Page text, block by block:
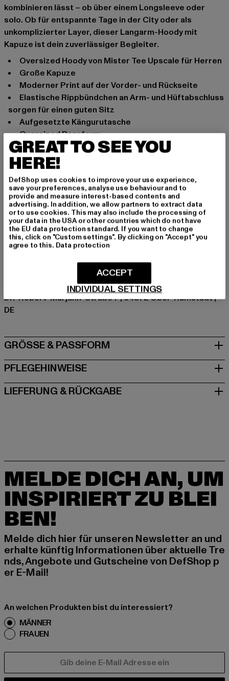
kombinieren lässt – ob über einem Longsleeve oder
solo. Ob für entspannte Tage in der City oder als
unkomplizierter Layer, dieser Langarm-Hoody mit
Kapuze ist dein zuverlässiger Begleiter.
Oversized Hoody von Mister Tee Upscale für Herren
Große Kapuze
Moderner Print auf der Vorder- und Rückseite
Elastische Rippbündchen an Arm- und Hüftabschluss
sorgen für einen guten Sitz
Aufgesetzte Kängurutasche
Oversized Passform
Anlass: Alltag, Bequem, Chillen, Freizeit
Ausschnitt: Kapuze
Ärmelart: Langarm
Schnitt: Oversize
Marke: Mister Tee Upscale
Kat.: Hoodies
Farbe: beige
Hersteller Farbe: unionbeige
Materialzusammensetzung: 100% Baumwolle
Art.Nr: MT1919-03738
Hersteller: TB International GmbH |info@tbint.de
Dr.-Robert-Murjahn-Straße 7 | 64372 Ober-Ramstadt |
DE
GRÖSSE & PASSFORM
PFLEGEHINWEISE
LIEFERUNG & RÜCKGABE
MELDE DICH AN, UM
INSPIRIERT ZU BLEI
BEN!
Melde dich hier für unseren Newsletter an und
erhalte künftig Informationen über aktuelle Tre
nds, Angebote und Gutscheine von DefShop p
er E-Mail!
An welchen Produkten bist du interessiert?
MÄNNER
FRAUEN
GREAT TO SEE YOU
HERE!
DefShop uses cookies to improve your use experience,
save your preferences, analyse use behaviour and to
provide and measure interest-based contents and
advertising. In addition, we allow partners to extract data
or to use cookies. This may also include the processing of
your data in the USA or other countries which do not have
the EU data protection standard. If you want to change
this, click on "Custom settings". By clicking on "Accept" you
agree to this. Data protection
INDIVIDUAL SETTINGS
ACCEPT